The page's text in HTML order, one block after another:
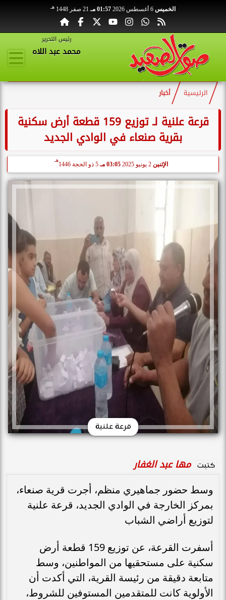
الخميس 01:57 مـ 21 صفر 1448 هـ
رئيس التحرير
محمد عبد اللاه
الرئيسية أخبار
قرعة علنية لـ توزيع 159 قطعة أرض سكنية
بقرية صنعاء في الوادي الجديد
الإثنين 2 يونيو 2025 03:05 مـ 5 ذو الحجة 1446
هـ
قرعة علنية
كتبت مها عبد الغفار
وسط حضور جماهيري منظم، أجرت قرية صنعاء،
بمركز الخارجة في الوادي الجديد، قرعة علنية
لتوزيع أراضي الشباب
أسفرت القرعة، عن توزيع 159 قطعة أرض
سكنية على مستحقيها من المواطنين، وسط
متابعة دقيقة من رئيسة القرية، التي أكدت أن
الأولوية كانت للمتقدمين المستوفين للشروط،